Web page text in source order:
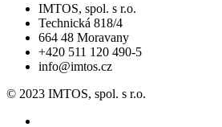
IMTOS, spol. s r.o.
Technická 818/4
664 48 Moravany
+420 511 120 490-5
info@imtos.cz
© 2023 IMTOS, spol. s r.o.